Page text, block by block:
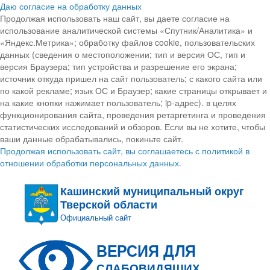
Даю согласие на обработку данных
Продолжая использовать наш сайт, вы даете согласие на
использование аналитической системы «Спутник/Аналитика» и
«Яндекс.Метрика»; обработку файлов cookie, пользовательских
данных (сведения о местоположении; тип и версия ОС, тип и
версия Браузера; тип устройства и разрешение его экрана;
источник откуда пришел на сайт пользователь; с какого сайта или
по какой рекламе; язык ОС и Браузер; какие страницы открывает и
на какие кнопки нажимает пользователь; ip-адрес). в целях
функционирования сайта, проведения ретаргетинга и проведения
статистических исследований и обзоров. Если вы не хотите, чтобы
ваши данные обрабатывались, покиньте сайт.
Продолжая использовать сайт, вы соглашаетесь с политикой в
отношении обработки персональных данных.